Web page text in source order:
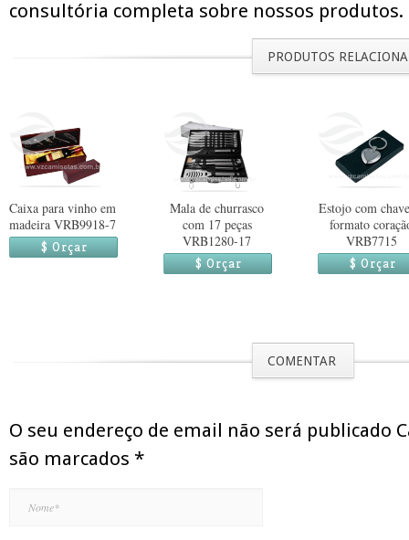
consultória completa sobre nossos produtos.
PRODUTOS
Caixa para vinho em
madeira VRB9918-7
$ Orçar
Mala de churrasco
com 17 peças
VRB1280-17
$ Orçar
Estojo com
formato
VRB7715
$ Orçar
COMENTAR
O seu endereço de email não será publicado
são marcados *